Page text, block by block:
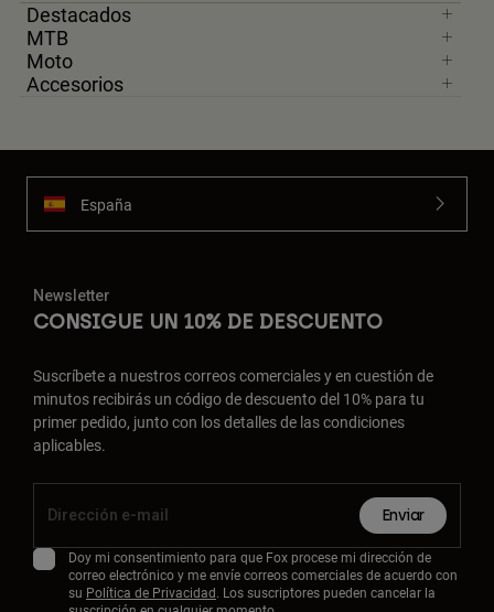
Destacados
MTB
Moto
Accesorios
España
Newsletter
CONSIGUE UN 10% DE DESCUENTO
Suscríbete a nuestros correos comerciales y en cuestión de
minutos recibirás un código de descuento del 10% para tu
primer pedido, junto con los detalles de las condiciones
aplicables.
Enviar
Doy mi consentimiento para que Fox procese mi dirección de
correo electrónico y me envíe correos comerciales de acuerdo con
su Política de Privacidad. Los suscriptores pueden cancelar la